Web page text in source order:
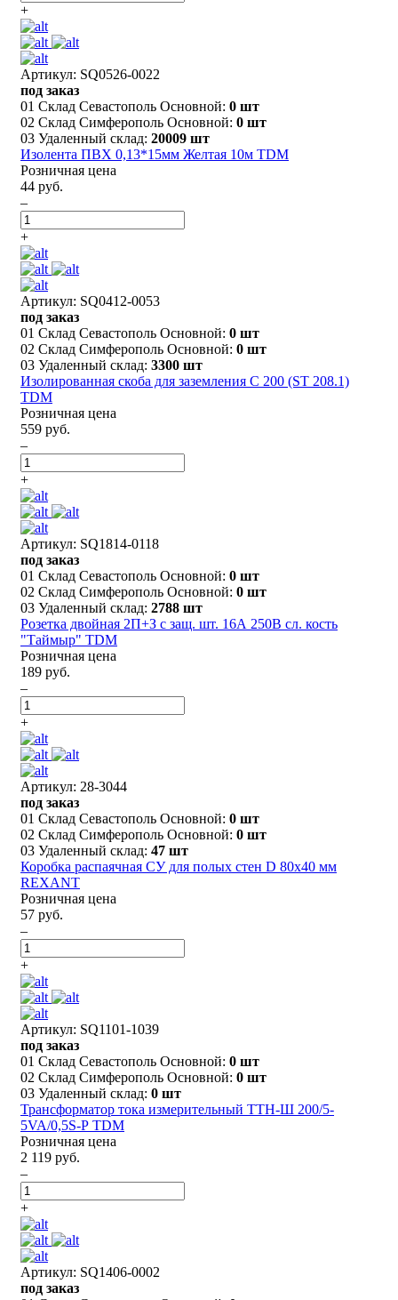
+
Артикул: SQ0526-0022
под заказ
01 Склад Севастополь Основной: 0 шт
02 Склад Симферополь Основной: 0 шт
03 Удаленный склад: 20009 шт
Изолента ПВХ 0,13*15мм Желтая 10м TDM
Розничная цена
44 руб.
–
+
Артикул: SQ0412-0053
под заказ
01 Склад Севастополь Основной: 0 шт
02 Склад Симферополь Основной: 0 шт
03 Удаленный склад: 3300 шт
Изолированная скоба для заземления С 200 (ST 208.1)
TDM
Розничная цена
559 руб.
–
+
Артикул: SQ1814-0118
под заказ
01 Склад Севастополь Основной: 0 шт
02 Склад Симферополь Основной: 0 шт
03 Удаленный склад: 2788 шт
Розетка двойная 2П+З с защ. шт. 16А 250В сл. кость
"Таймыр" TDM
Розничная цена
189 руб.
–
+
Артикул: 28-3044
под заказ
01 Склад Севастополь Основной: 0 шт
02 Склад Симферополь Основной: 0 шт
03 Удаленный склад: 47 шт
Коробка распаячная СУ для полых стен D 80х40 мм
REXANT
Розничная цена
57 руб.
–
+
Артикул: SQ1101-1039
под заказ
01 Склад Севастополь Основной: 0 шт
02 Склад Симферополь Основной: 0 шт
03 Удаленный склад: 0 шт
Трансформатор тока измерительный ТТН-Ш 200/5-
5VA/0,5S-Р TDM
Розничная цена
2 119 руб.
–
+
Артикул: SQ1406-0002
под заказ